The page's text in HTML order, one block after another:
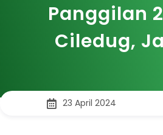
Panggilan
Ciledug,
23 April 2024